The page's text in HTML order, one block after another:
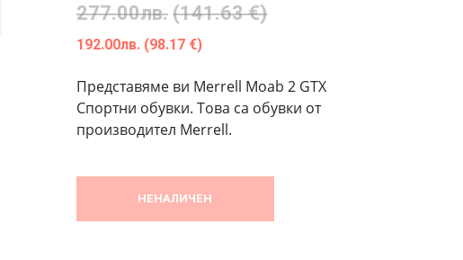
277.00лв. (141.63 €)
192.00лв. (98.17 €)
Представяме ви Merrell Moab 2 GTX
Спортни обувки. Това са обувки от
производител Merrell.
НЕНАЛИЧЕН